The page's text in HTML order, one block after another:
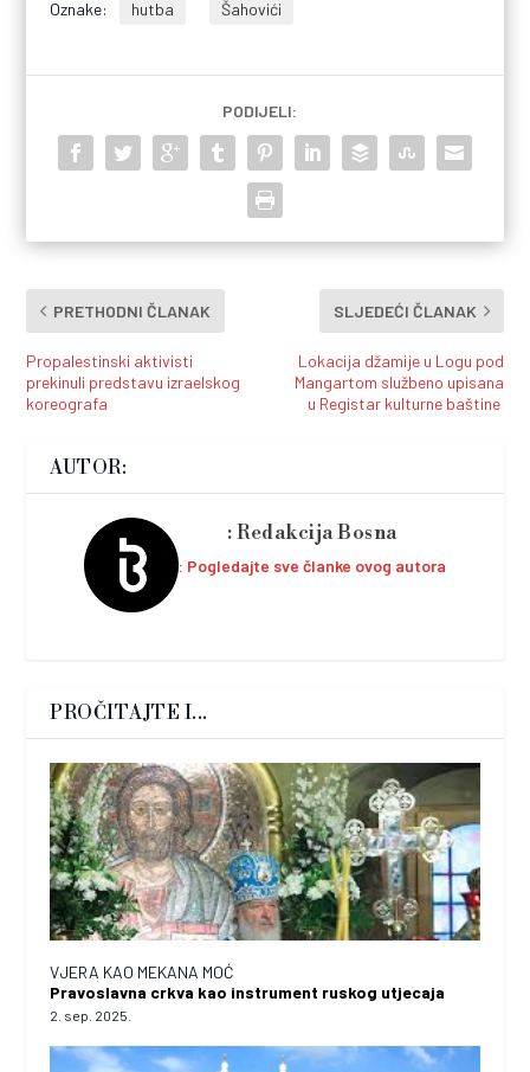
Oznake: hutba Šahovići
PODIJELI:
PRETHODNI ČLANAK
Propalestinski aktivisti
prekinuli predstavu izraelskog
koreografa
SLJEDEĆI ČLANAK
Lokacija džamije u Logu pod
Mangartom službeno upisana
u Registar kulturne baštine
AUTOR:
Redakcija Bosna
Pogledajte sve članke ovog autora
PROČITAJTE I...
VJERA KAO MEKANA MOĆ
Pravoslavna crkva kao instrument ruskog utjecaja
2. sep. 2025.